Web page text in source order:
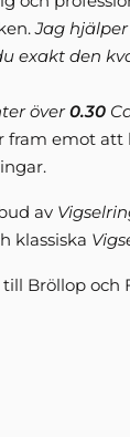
Jag
exakt den
över0.30
fram emot
av
klassiska
Bröllop och